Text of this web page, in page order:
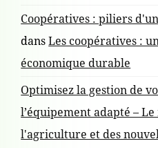
Coopératives : piliers
dansLes coopératives :
économique durable
Optimisez la gestion de
l’équipement adapté –
l'agriculture et des